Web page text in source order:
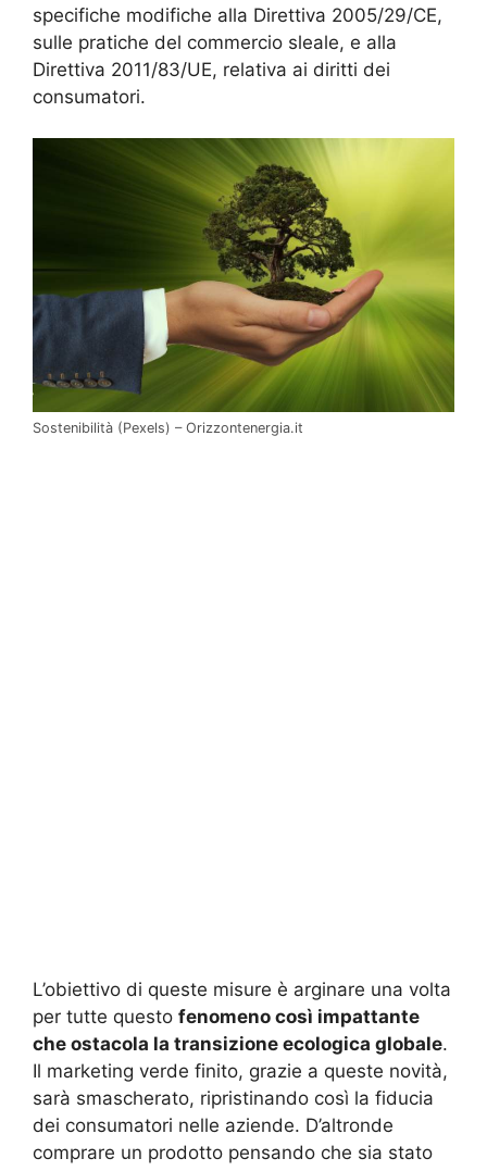
specifiche modifiche alla Direttiva 2005/29/CE,
sulle pratiche del commercio sleale, e alla
Direttiva 2011/83/UE, relativa ai diritti dei
consumatori.
Sostenibilità (Pexels) – Orizzontenergia.it
L’obiettivo di queste misure è arginare una volta
per tutte questo fenomeno così impattante
che ostacola la transizione ecologica globale.
Il marketing verde finito, grazie a queste novità,
sarà smascherato, ripristinando così la fiducia
dei consumatori nelle aziende. D’altronde
comprare un prodotto pensando che sia stato